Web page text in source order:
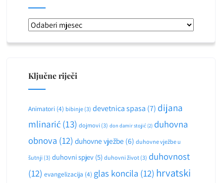
Arhiva
Ključne riječi
Animatori(4) bibinje(3) devetnica spasa (7) dijana
mlinarić(13) dojmovi (3) don damir stojić(2) duhovna
obnova (12) duhovne vježbe (6) duhovne vježbe u
šutnji (3) duhovni spjev(5) duhovni život(3) duhovnost
(12) evangelizacija (4) glas koncila (12) hrvatski